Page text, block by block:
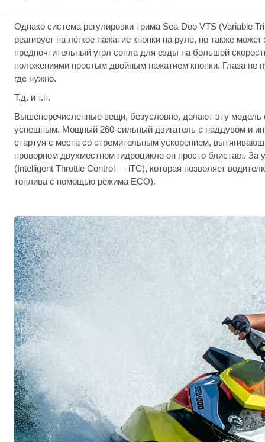
Однако система регулировки трима Sea-Doo VTS (Variable
реагирует на лёгкое нажатие кнопки на руле, но также
предпочтительный угол сопла для езды на большой
положениями простым двойным нажатием кнопки. Глаза не
где нужно.
Т.д. и т.п.
Вышеперечисленные вещи, безусловно, делают эту модель
успешным. Мощный 260-сильный двигатель с наддувом и
стартуя с места со стремительным ускорением,
проворном двухместном гидроцикле он просто блистает.
(Intelligent Throttle Control — iTC), которая позволяет
топлива с помощью режима ECO).